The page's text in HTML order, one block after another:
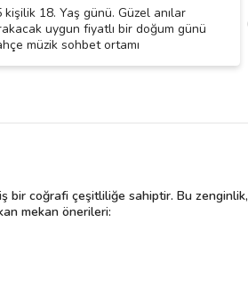
kişilik 18. Yaş günü. Güzel anılar
uygun fiyatlı bir doğum günü
müzik sohbet ortamı
bir coğrafi çeşitliliğe sahiptir. Bu zenginlik,
mekan önerileri: